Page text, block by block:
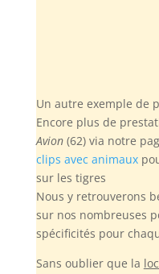
Un autre exemple de
Encore plus de
Avion(62) via notre
clips avec animaux
sur les tigres
Nous y retrouverons
sur nos nombreuses
spécificités pour
Sans oublierque la